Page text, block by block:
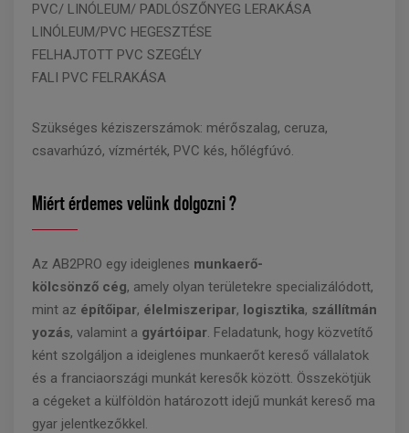
PVC/ LINÓLEUM/ PADLÓSZŐNYEG LERAKÁSA
LINÓLEUM/PVC HEGESZTÉSE
FELHAJTOTT PVC SZEGÉLY
FALI PVC FELRAKÁSA
Szükséges kéziszerszámok: mérőszalag, ceruza,
csavarhúzó, vízmérték, PVC kés, hőlégfúvó.
Miért érdemes velünk dolgozni ?
Az AB2PRO egy ideiglenes munkaerő-
kölcsönző cég, amely olyan területekre specializálódott,
mint az építőipar, élelmiszeripar, logisztika, szállítmán
yozás, valamint a gyártóipar. Feladatunk, hogy közvetítő
ként szolgáljon a ideiglenes munkaerőt kereső vállalatok
és a franciaországi munkát keresők között. Összekötjük
a cégeket a külföldön határozott idejű munkát kereső ma
gyar jelentkezőkkel.